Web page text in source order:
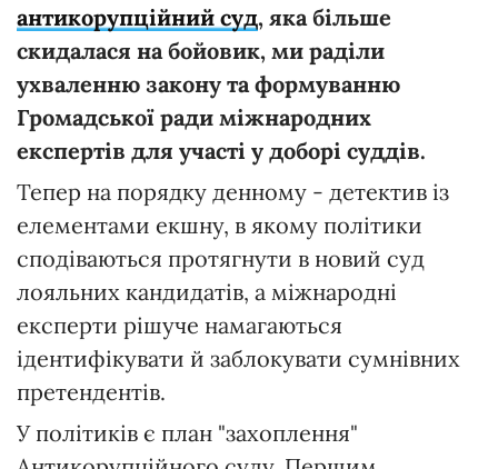
антикорупційний суд, яка більше
скидалася на бойовик, ми раділи
ухваленню закону та формуванню
Громадської ради міжнародних
експертів для участі у доборі суддів.
Тепер на порядку денному - детектив із
елементами екшну, в якому політики
сподіваються протягнути в новий суд
лояльних кандидатів, а міжнародні
експерти рішуче намагаються
ідентифікувати й заблокувати сумнівних
претендентів.
У політиків є план "захоплення"